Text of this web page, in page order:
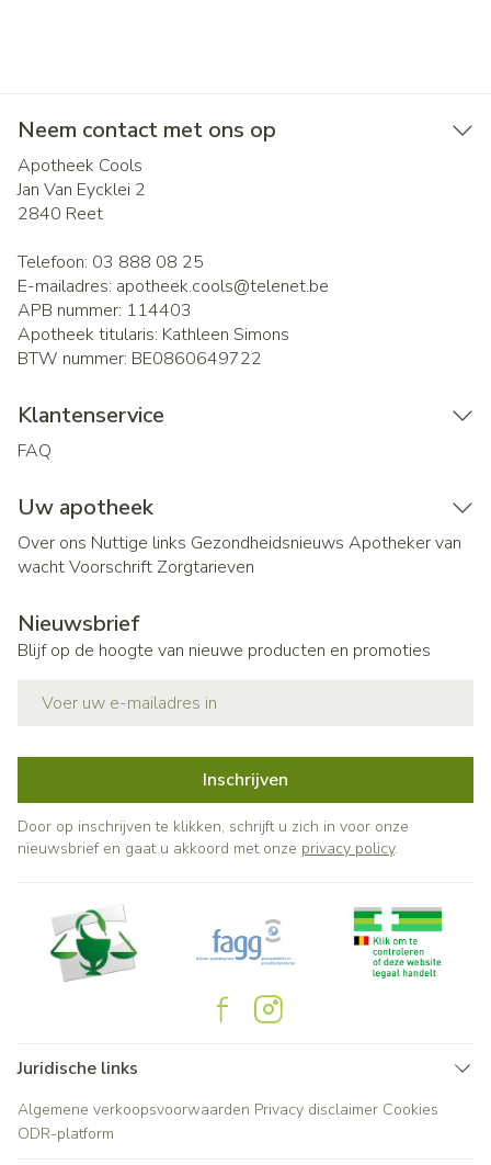
Neem contact met ons op
Apotheek Cools
Jan Van Eycklei 2
2840 Reet
Telefoon: 03 888 08 25
E-mailadres: apotheek.cools@telenet.be
APB nummer: 114403
Apotheek titularis: Kathleen Simons
BTW nummer: BE0860649722
Klantenservice
FAQ
Uw apotheek
Over ons Nuttige links Gezondheidsnieuws Apotheker van
wachtVoorschrift Zorgtarieven
Nieuwsbrief
Blijf op de hoogte van nieuwe producten en promoties
Inschrijven
Door op inschrijven te klikken, schrijft u zich in voor onze
nieuwsbrief en gaat u akkoord met onze privacy policy.
Juridische links
Algemene verkoopsvoorwaarden Privacy disclaimer Cookies
ODR-platform